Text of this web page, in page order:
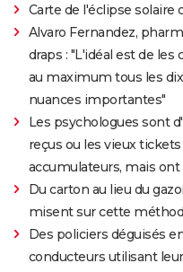
Carte de l'éclipse solaire
Alvaro Fernandez,
draps : "L'idéal est de
au maximum tous les
nuances importantes"
Les psychologues sont
reçus ou les vieux
accumulateurs, mais
Du carton au lieu du
misent sur cette
Des policiers déguisés
conducteurs utilisant